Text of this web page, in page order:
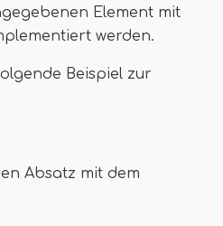
Element mit
werden.
Beispiel zur
Absatz mit dem